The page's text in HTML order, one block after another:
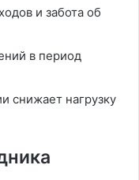
и забота об
в период
снижает нагрузку